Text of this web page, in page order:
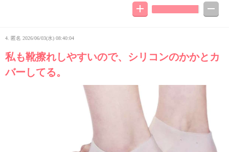
4. 匿名 2026/06/03(水) 08:40:04
私も靴擦れしやすいので、シリコンのかかとカ
バーしてる。